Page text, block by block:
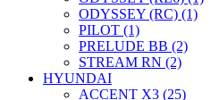
ODYSSEY (RC) (1)
PILOT (1)
PRELUDE BB (2)
STREAM RN (2)
HYUNDAI
ACCENT X3 (25)